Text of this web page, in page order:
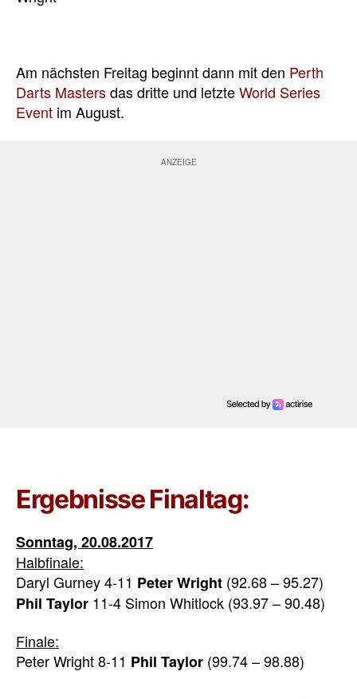
Am nächsten Freitag beginnt dann mit den Perth
Darts Mastersdas dritte und letzteWorld Series
Event im August.
Ergebnisse Finaltag:
Sonntag, 20.08.2017
Halbfinale:
Daryl Gurney 4-11 Peter Wright (92.68 – 95.27)
Phil Taylor 11-4 Simon Whitlock (93.97 – 90.48)
Finale:
Peter Wright 8-11 Phil Taylor (99.74 – 98.88)